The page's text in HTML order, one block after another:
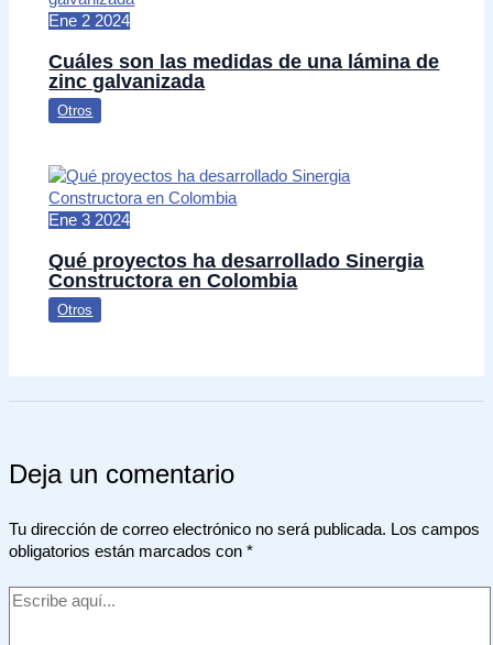
Ene 2 2024
Cuáles son las medidas de una lámina de
zinc galvanizada
Otros
Ene 3 2024
Qué proyectos ha desarrollado Sinergia
Constructora en Colombia
Otros
Deja un comentario
Tu dirección de correo electrónico no será publicada. Los campos
obligatorios están marcados con *
Escribe